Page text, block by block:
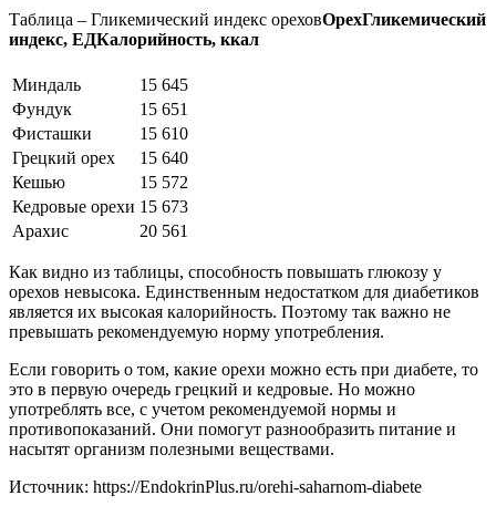
Таблица – Гликемический индекс ореховОрехГликемический
индекс, ЕДКалорийность, ккал
Миндаль 15 645
Фундук
15 651
Фисташки
15 610
Грецкий орех
15 640
Кешью
15 572
Кедровые орехи 15 673
Арахис
20 561
Как видно из таблицы, способность повышать глюкозу у
орехов невысока. Единственным недостатком для диабетиков
является их высокая калорийность. Поэтому так важно не
превышать рекомендуемую норму употребления.
Если говорить о том, какие орехи можно есть при диабете, то
это в первую очередь грецкий и кедровые. Но можно
употреблять все, с учетом рекомендуемой нормы и
противопоказаний. Они помогут разнообразить питание и
насытят организм полезными веществами.
Источник: https://EndokrinPlus.ru/orehi-saharnom-diabete